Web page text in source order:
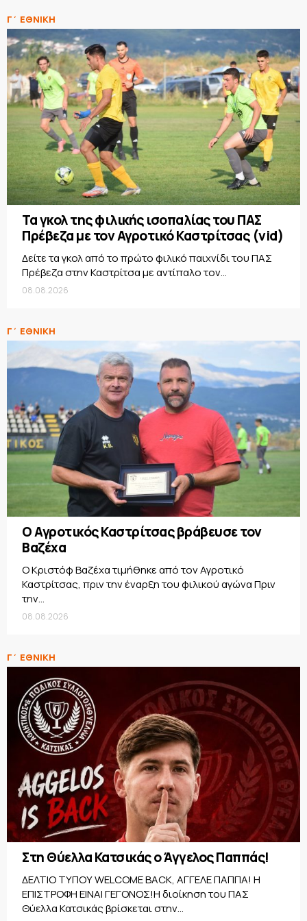
Γ΄ ΕΘΝΙΚΗ
Τα γκολ της φιλικής ισοπαλίας του ΠΑΣ
Πρέβεζα με τον Αγροτικό Καστρίτσας (vid)
Δείτε τα γκολ από το πρώτο φιλικό παιχνίδι του ΠΑΣ
Πρέβεζα στην Καστρίτσα με αντίπαλο τον...
08.08.2026
Γ΄ ΕΘΝΙΚΗ
Ο Αγροτικός Καστρίτσας βράβευσε τον
Βαζέχα
Ο Κριστόφ Βαζέχα τιμήθηκε από τον Αγροτικό
Καστρίτσας, πριν την έναρξη του φιλικού αγώνα Πριν
την...
08.08.2026
Γ΄ ΕΘΝΙΚΗ
Στη Θύελλα Κατσικάς ο Άγγελος Παππάς!
ΔΕΛΤΙΟ ΤΥΠΟΥ WELCOME BACK, ΑΓΓΕΛΕ ΠΑΠΠΑ! Η
ΕΠΙΣΤΡΟΦΗ ΕΙΝΑΙ ΓΕΓΟΝΟΣ!Η διοίκηση του ΠΑΣ
Θύελλα Κατσικάς βρίσκεται στην...